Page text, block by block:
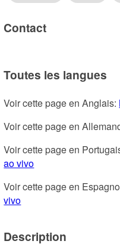
Contact
Toutes les langues
Voir cette page en Anglais:
Voir cette page en
Voir cette page en
ao vivo
Voir cette page en
vivo
Description